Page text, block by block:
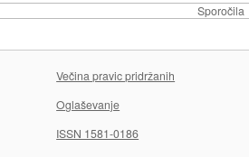
Sporočila
Večina pravic pridržanih
Oglaševanje
ISSN 1581-0186